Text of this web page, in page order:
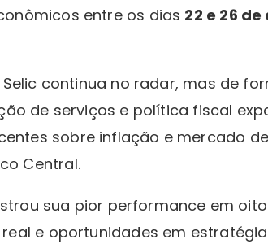
entre os dias 22 e 26
continua no radar, mas de
de serviços e política fiscal
sobre inflação e mercado
Central.
sua pior performance em
e oportunidades em